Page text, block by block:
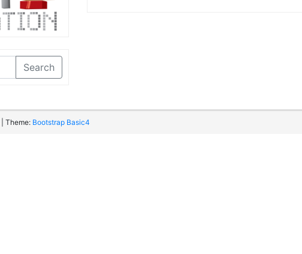
Search
| Theme: Bootstrap Basic4